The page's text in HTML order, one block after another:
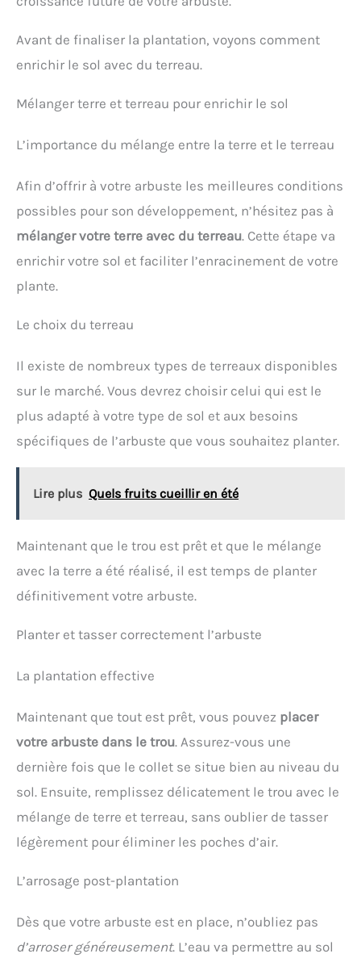
Avant de finaliser la plantation, voyons comment
enrichir le sol avec du terreau.
Mélanger terre et terreau pour enrichir le sol
L’importance du mélange entre la terre et le terreau
Afin d’offrir à votre arbuste les meilleures conditions
possibles pour son développement, n’hésitez pas à
mélanger votre terre avec du terreau. Cette étape va
enrichir votre sol et faciliter l’enracinement de votre
plante.
Le choix du terreau
Il existe de nombreux types de terreaux disponibles
sur le marché. Vous devrez choisir celui qui est le
plus adapté à votre type de sol et aux besoins
spécifiques de l’arbuste que vous souhaitez planter.
Lire plus Quels fruits cueillir en été
Maintenant que le trou est prêt et que le mélange
avec la terre a été réalisé, il est temps de planter
définitivement votre arbuste.
Planter et tasser correctement l’arbuste
La plantation effective
Maintenant que tout est prêt, vous pouvez placer
votre arbuste dans le trou. Assurez-vous une
dernière fois que le collet se situe bien au niveau du
sol. Ensuite, remplissez délicatement le trou avec le
mélange de terre et terreau, sans oublier de tasser
légèrement pour éliminer les poches d’air.
L’arrosage post-plantation
Dès que votre arbuste est en place, n’oubliez pas
d’arroser généreusement. L’eau va permettre au sol